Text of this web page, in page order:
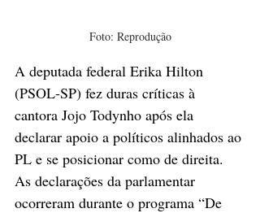
Foto: Reprodução
A deputada federal Erika Hilton
(PSOL-SP) fez duras críticas à
cantora Jojo Todynho após ela
declarar apoio a políticos alinhados ao
PL e se posicionar como de direita.
As declarações da parlamentar
ocorreram durante o programa “De